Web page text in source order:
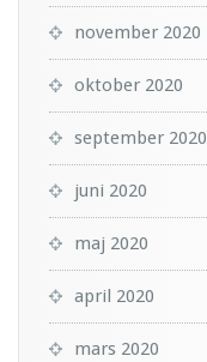
november 2020
oktober 2020
september 2020
juni 2020
maj 2020
april 2020
mars 2020